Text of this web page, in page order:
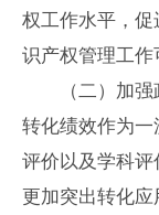
权工作水平，
识产权管理工作
（二）加强政
转化绩效作为
评价以及学科评
更加突出转化